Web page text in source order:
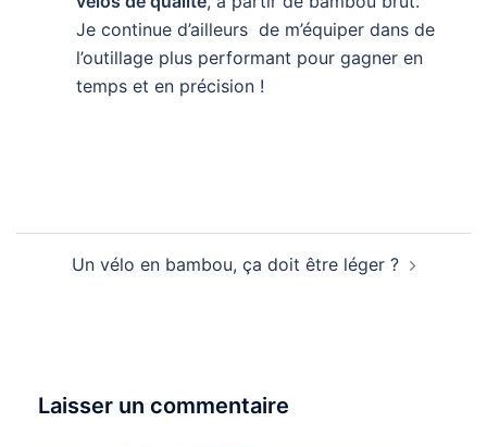
Je continue d’ailleurs de m’équiper dans de
l’outillage plus performant pour gagner en
temps et en précision !
d’articleUn vélo en bambou, ça doit être léger ?
Laisser un commentaire